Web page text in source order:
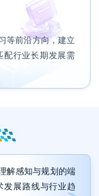
等前沿方向，建立
配行业长期发展需
解感知与规划的端
发展路线与行业趋